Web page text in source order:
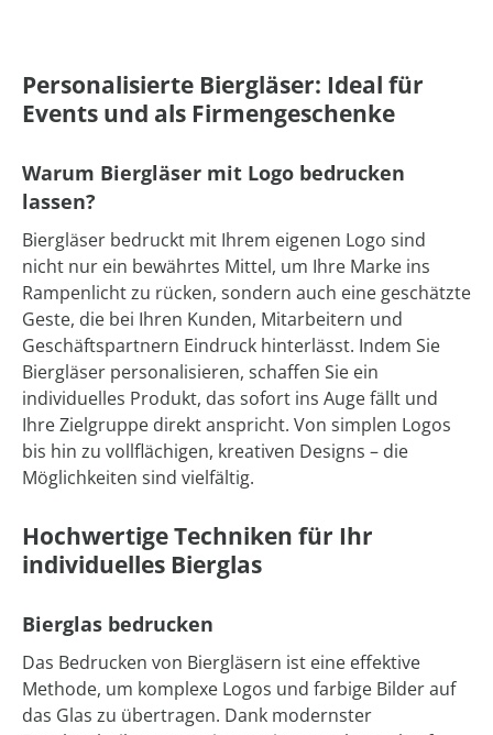
Personalisierte Biergläser: Ideal für
Events und als Firmengeschenke
Warum Biergläser mit Logo bedrucken
lassen?
Biergläser bedruckt mit Ihrem eigenen Logo sind
nicht nur ein bewährtes Mittel, um Ihre Marke ins
Rampenlicht zu rücken, sondern auch eine geschätzte
Geste, die bei Ihren Kunden, Mitarbeitern und
Geschäftspartnern Eindruck hinterlässt. Indem Sie
Biergläser personalisieren, schaffen Sie ein
individuelles Produkt, das sofort ins Auge fällt und
Ihre Zielgruppe direkt anspricht. Von simplen Logos
bis hin zu vollflächigen, kreativen Designs – die
Möglichkeiten sind vielfältig.
Hochwertige Techniken für Ihr
individuelles Bierglas
Bierglas bedrucken
Das Bedrucken von Biergläsern ist eine effektive
Methode, um komplexe Logos und farbige Bilder auf
das Glas zu übertragen. Dank modernster